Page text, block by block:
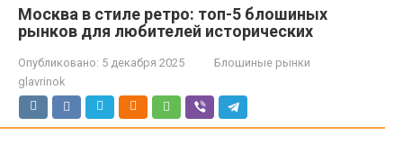
Москва в стиле ретро: топ-5 блошиных
рынков для любителей исторических
Опубликовано: 5 декабря 2025
Блошиные рынки
glavrinok